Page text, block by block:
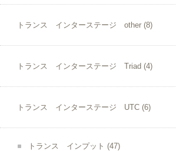
トランス インターステージ other (8)
トランス インターステージ Triad (4)
トランス インターステージ UTC (6)
トランス インプット (47)